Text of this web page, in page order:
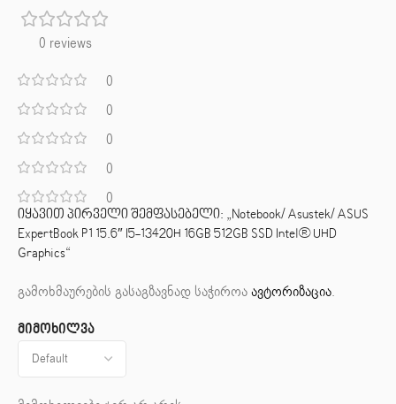
0 reviews
0
0
0
0
0
მიმოხილვა
იყავით პირველი შემფასებელი: „Notebook/ Asustek/ ASUS
ExpertBook P1 15.6″ I5-13420H 16GB 512GB SSD Intel® UHD
Graphics“
გამოხმაურების გასაგზავნად საჭიროაავტორიზაცია.